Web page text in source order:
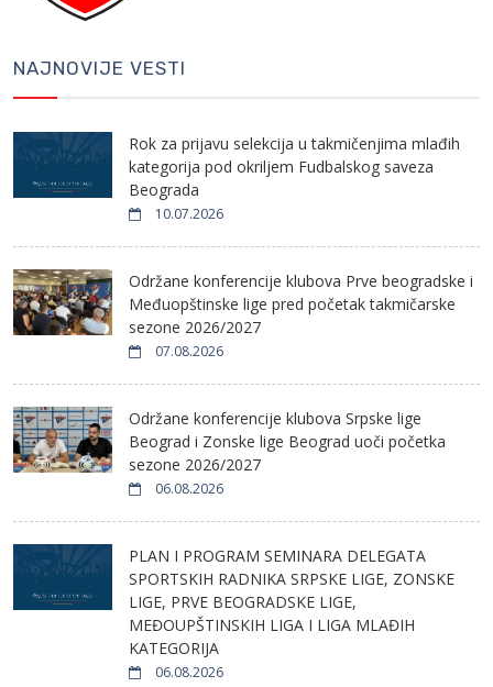
NAJNOVIJE VESTI
Rok za prijavu selekcija u takmičenjima mlađih
kategorija pod okriljem Fudbalskog saveza
Beograda
10.07.2026
Održane konferencije klubova Prve beogradske i
Međuopštinske lige pred početak takmičarske
sezone 2026/2027
07.08.2026
Održane konferencije klubova Srpske lige
Beograd i Zonske lige Beograd uoči početka
sezone 2026/2027
06.08.2026
PLAN I PROGRAM SEMINARA DELEGATA
SPORTSKIH RADNIKA SRPSKE LIGE, ZONSKE
LIGE, PRVE BEOGRADSKE LIGE,
MEĐOUPŠTINSKIH LIGA I LIGA MLAĐIH
KATEGORIJA
06.08.2026